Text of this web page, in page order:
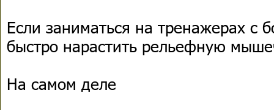
Если заниматься на тренажерах с
быстро нарастить рельефную
На самом деле